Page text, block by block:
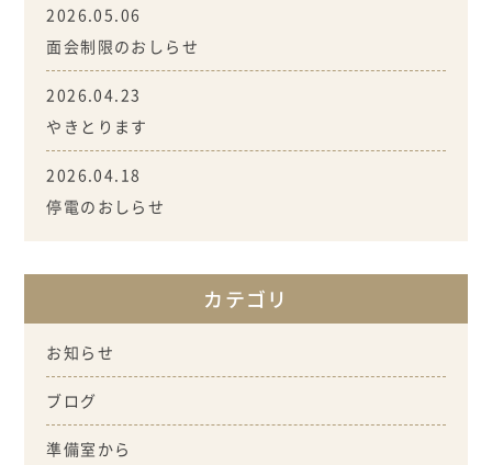
2026.05.06
面会制限のおしらせ
2026.04.23
やきとります
2026.04.18
停電のおしらせ
カテゴリ
お知らせ
ブログ
準備室から